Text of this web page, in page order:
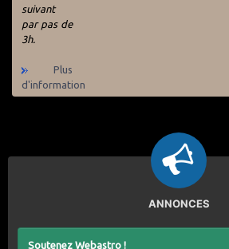
suivant
par pas de
3h.
Plus
d'information
ANNONCES
Soutenez Webastro !